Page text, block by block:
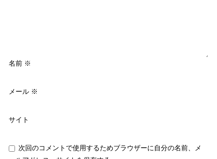
名前 ※
メール ※
サイト
次回のコメントで使用するためブラウザーに自分の名前、メ